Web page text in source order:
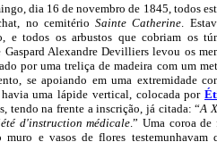
dia 16 de novembro de 1845, todos
no cemitérioSainte Catherine .
e todos os arbustos que cobriam os
Alexandre Devilliers levou os
por uma treliça de madeira com um
se apoiando em uma extremidade
uma lápide vertical, colocada por
tendo na frente a inscrição, já citada: “A
d'instruction médicale .” Uma coroa de
muro e vasos de flores testemunhavam